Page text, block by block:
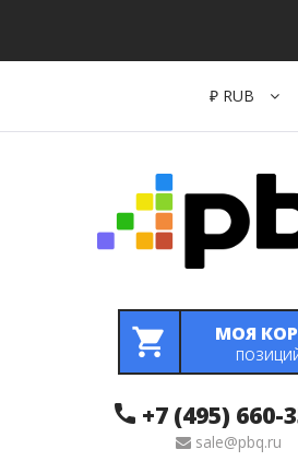
₽ RUB
МОЯ
+7 (495) 660-
sale@pbq.ru